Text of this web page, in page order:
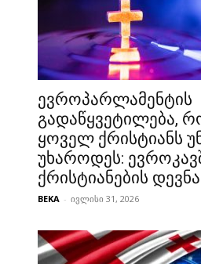
ევროპარლამენტის
გადაწყვეტილება,
ყოველ ქრისტიანს
უხაროდეს:
ქრისტიანების
BEKA - ივლისი 31, 2026